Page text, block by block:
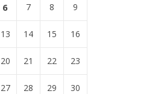
6 7 8 9
13 14 15 16
20 21 22 23
27 28 29 30